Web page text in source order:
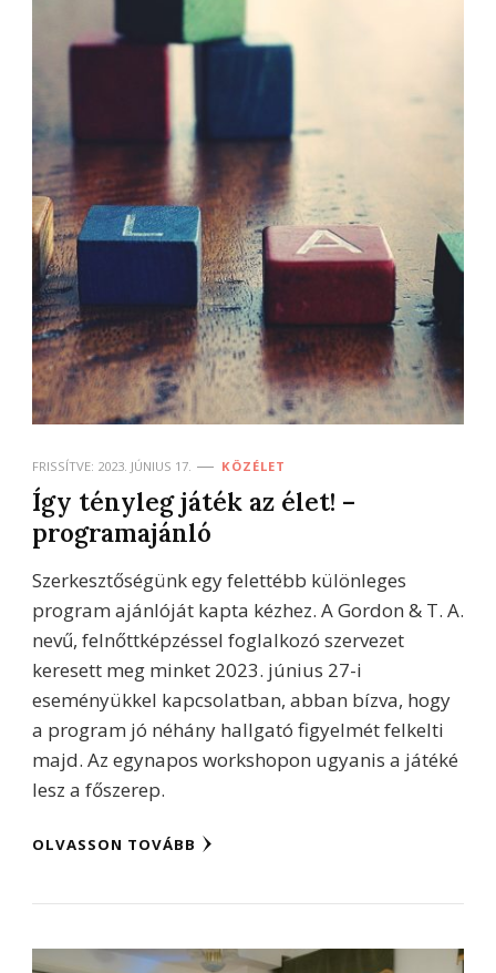
FRISSÍTVE: 2023. JÚNIUS 17. KÖZÉLET
Így tényleg játék az élet! –
programajánló
Szerkesztőségünk egy felettébb különleges
program ajánlóját kapta kézhez. A Gordon & T. A.
nevű, felnőttképzéssel foglalkozó szervezet
keresett meg minket 2023. június 27-i
eseményükkel kapcsolatban, abban bízva, hogy
a program jó néhány hallgató figyelmét felkelti
majd. Az egynapos workshopon ugyanis a játéké
lesz a főszerep.
OLVASSON TOVÁBB